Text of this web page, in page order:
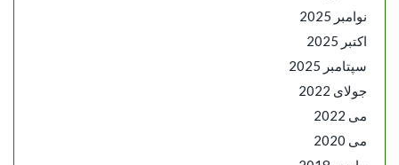
نوامبر 2025
اکتبر 2025
سپتامبر 2025
جولای 2022
می 2022
می 2020